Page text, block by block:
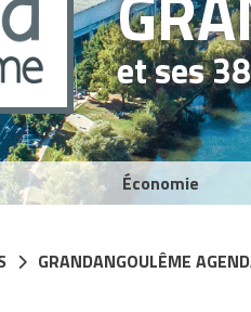
et ses
Économie
GRANDANGOULÊME